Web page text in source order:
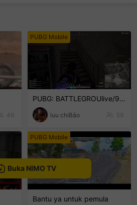
49
PUBG Mobile
PUBG: BATTLEGROUlive/9/8//2026
luu chiBảo 59
PUBG Mobile
Bantu ya untuk pemula
Buka NIMO TV